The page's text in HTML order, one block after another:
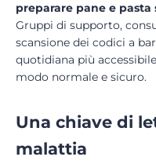
preparare pane e
Gruppi di supporto,
scansione dei codici a
quotidiana più
modo normale e sicuro.
Una chiave di
malattia